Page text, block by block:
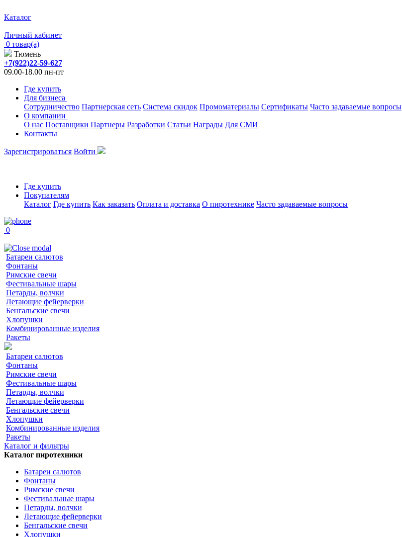
Каталог
Личный кабинет
0 товар(а)
Тюмень
+7(922)22-59-627
09.00-18.00 пн-пт
Где купить
Для бизнеса
Сотрудничество Партнерская сеть Система скидок Промоматериалы Сертификаты Часто задаваемые вопросы
О компании
О нас Поставщики Партнеры Разработки Статьи Награды Для СМИ
Контакты
Зарегистрироваться Войти
Где купить
Покупателям
Каталог Где купить Как заказать Оплата и доставка О пиротехнике Часто задаваемые вопросы
0
Батареи салютов
Фонтаны
Римские свечи
Фестивальные шары
Петарды, волчки
Летающие фейерверки
Бенгальские свечи
Хлопушки
Комбинированные изделия
Ракеты
Батареи салютов
Фонтаны
Римские свечи
Фестивальные шары
Петарды, волчки
Летающие фейерверки
Бенгальские свечи
Хлопушки
Комбинированные изделия
Ракеты
Каталог и фильтры
Каталог пиротехники
Батареи салютов
Фонтаны
Римские свечи
Фестивальные шары
Петарды, волчки
Летающие фейерверки
Бенгальские свечи
Хлопушки